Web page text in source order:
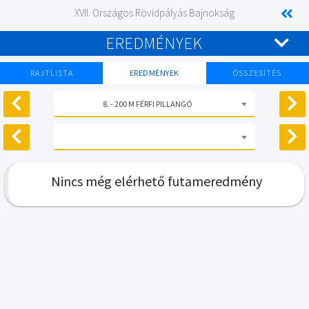
XVII. Országos Rövidpályás Bajnokság
EREDMÉNYEK
RAJTLISTA EREDMÉNYEK ÖSSZESÍTÉS
8. - 200 M FÉRFI PILLANGÓ
Nincs még elérhető futameredmény